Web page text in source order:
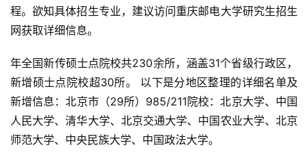
程。欲知具体招生专业，建议访问重庆邮电大学研究生招生
网获取详细信息。
年全国新传硕士点院校共230余所，涵盖31个省级行政区，
新增硕士点院校超30所。 以下是分地区整理的详细名单及
新增信息：北京市（29所）985/211院校：北京大学、中国
人民大学、清华大学、北京交通大学、中国农业大学、北京
师范大学、中央民族大学、中国政法大学。